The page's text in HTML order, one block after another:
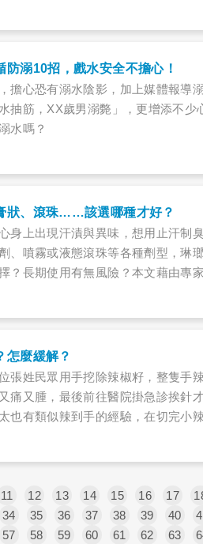
溺10招，戲水安全不擔心！
擔心恐有溺水陰影，加上媒體報導
抽筋，XX歲男溺斃」，更增添不少
水嗎？
狀、滾珠……該選哪種才好？
身上出現汗漬與異味，想用止汗制
、噴霧或液態滾珠等各種劑型，琳
？長期使用有無風險？本文藉由專
怎麼緩解？
張姓民眾用手挖除辣椒籽，整隻手
痛又腫，最後前往醫院掛急診挨針
也有類似辣到手的經驗，在切完小
牛奶中約十分鐘後，辣痛逐漸消除
11 12 13 14 15 16 17
34 35 36 37 38 39 40
57 58 59 60 61 62 63